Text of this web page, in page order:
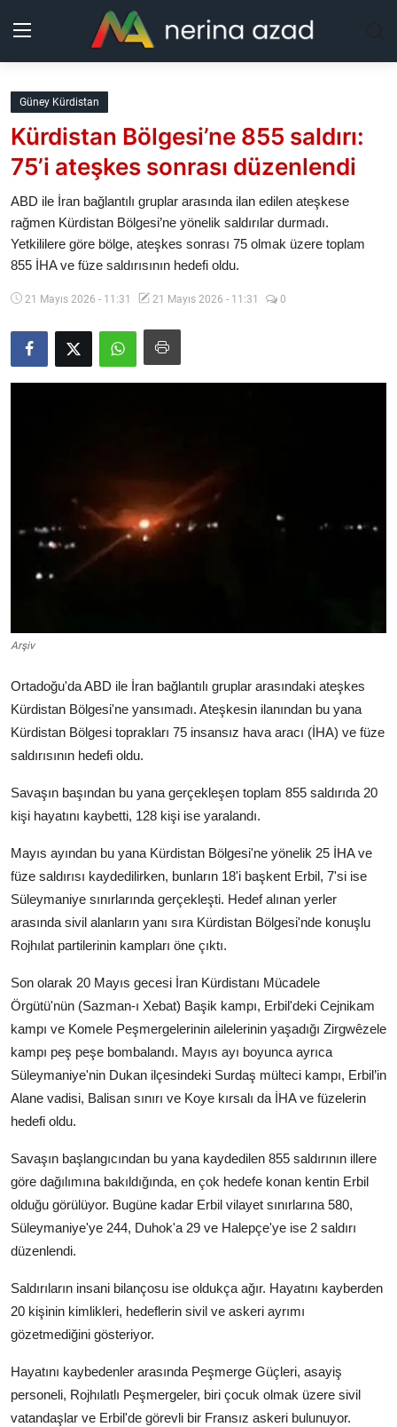
Kurdistan
Bölgeler
Güncel
Analiz
Galeri
İletişim
Güney Kürdistan
Kürdistan Bölgesi’ne 855 saldırı:
75’i ateşkes sonrası düzenlendi
ABD ile İran bağlantılı gruplar arasında ilan edilen ateşkese
rağmen Kürdistan Bölgesi’ne yönelik saldırılar durmadı.
Yetkililere göre bölge, ateşkes sonrası 75 olmak üzere toplam
855 İHA ve füze saldırısının hedefi oldu.
21 Mayıs 2026 - 11:31 21 Mayıs 2026 - 11:31 0
Arşiv
Ortadoğu'da ABD ile İran bağlantılı gruplar arasındaki ateşkes
Kürdistan Bölgesi'ne yansımadı. Ateşkesin ilanından bu yana
Kürdistan Bölgesi toprakları 75 insansız hava aracı (İHA) ve füze
saldırısının hedefi oldu.
Savaşın başından bu yana gerçekleşen toplam 855 saldırıda 20
kişi hayatını kaybetti, 128 kişi ise yaralandı.
Mayıs ayından bu yana Kürdistan Bölgesi'ne yönelik 25 İHA ve
füze saldırısı kaydedilirken, bunların 18'i başkent Erbil, 7'si ise
Süleymaniye sınırlarında gerçekleşti. Hedef alınan yerler
arasında sivil alanların yanı sıra Kürdistan Bölgesi'nde konuşlu
Rojhılat partilerinin kampları öne çıktı.
Son olarak 20 Mayıs gecesi İran Kürdistanı Mücadele
Örgütü'nün (Sazman-ı Xebat) Başik kampı, Erbil'deki Cejnikam
kampı ve Komele Peşmergelerinin ailelerinin yaşadığı Zirgwêzele
kampı peş peşe bombalandı. Mayıs ayı boyunca ayrıca
Süleymaniye'nin Dukan ilçesindeki Surdaş mülteci kampı, Erbil’in
Alane vadisi, Balisan sınırı ve Koye kırsalı da İHA ve füzelerin
hedefi oldu.
Savaşın başlangıcından bu yana kaydedilen 855 saldırının illere
göre dağılımına bakıldığında, en çok hedefe konan kentin Erbil
olduğu görülüyor. Bugüne kadar Erbil vilayet sınırlarına 580,
Süleymaniye'ye 244, Duhok'a 29 ve Halepçe'ye ise 2 saldırı
düzenlendi.
Saldırıların insani bilançosu ise oldukça ağır. Hayatını kayberden
20 kişinin kimlikleri, hedeflerin sivil ve askeri ayrımı
gözetmediğini gösteriyor.
Hayatını kaybedenler arasında Peşmerge Güçleri, asayiş
personeli, Rojhılatlı Peşmergeler, biri çocuk olmak üzere sivil
vatandaşlar ve Erbil'de görevli bir Fransız askeri bulunuyor.